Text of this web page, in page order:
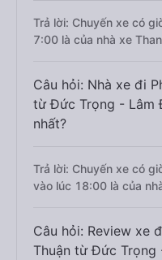
Trả lời: Chuyến xe có
7:00 là của nhà xe
Câu hỏi: Nhà xe đi
từ Đức Trọng - Lâm
nhất?
Trả lời: Chuyến xe có
vào lúc 18:00 là của
Câu hỏi: Review xe
Thuận từ Đức